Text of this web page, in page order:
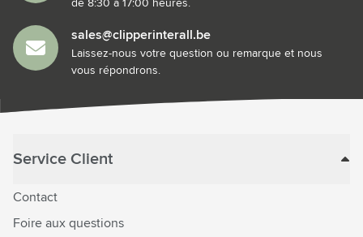
de 8:30 à 17:00 heures.
sales@clipperinterall.be
Laissez-nous votre question ou remarque et nous
vous répondrons.
Service Client
Contact
Foire aux questions